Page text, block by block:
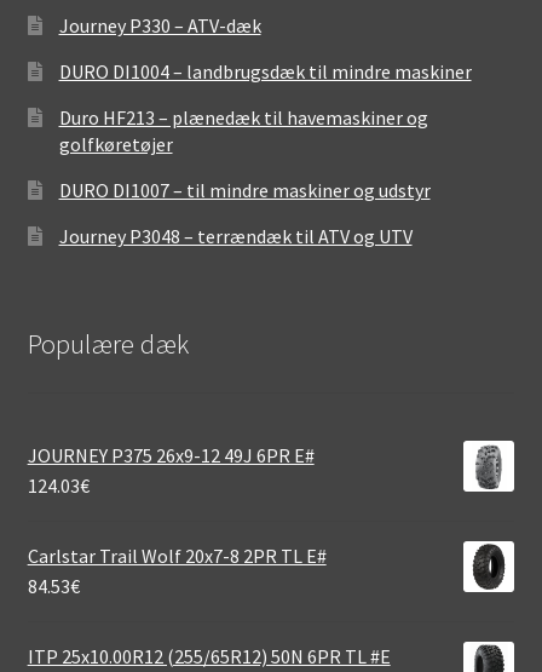
Journey P330 – ATV-dæk
DURO DI1004 – landbrugsdæk til mindre maskiner
Duro HF213 – plænedæk til havemaskiner og
golfkøretøjer
DURO DI1007 – til mindre maskiner og udstyr
Journey P3048 – terrændæk til ATV og UTV
Populære dæk
JOURNEY P375 26x9-12 49J 6PR E#
124.03€
Carlstar Trail Wolf 20x7-8 2PR TL E#
84.53€
ITP 25x10.00R12 (255/65R12) 50N 6PR TL #E